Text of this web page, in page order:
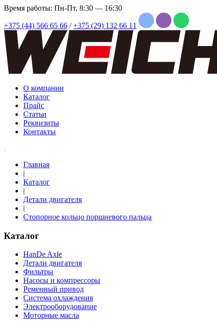
Время работы: Пн-Пт, 8:30 — 16:30
+375 (44) 566 65 66 / +375 (29) 132 66 11
О компании
Каталог
Прайс
Статьи
Реквизиты
Контакты
Главная
|
Каталог
|
Детали двигателя
|
Стопорное кольцо поршневого пальца
Каталог
HanDe Axle
Детали двигателя
Фильтры
Насосы и компрессоры
Ременный привод
Система охлаждения
Электрооборудование
Моторные масла